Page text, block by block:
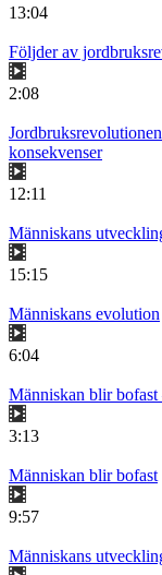
13:04
Följder av
2:08
konsekvenser
12:11
Människans
15:15
Människans evolution
6:04
Människan blir bofast
3:13
Människan blir bofast
9:57
Människans